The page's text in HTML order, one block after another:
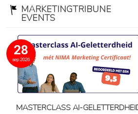
MARKETINGTRIBUNE
EVENTS
28
sep 2026
MASTERCLASS AI-